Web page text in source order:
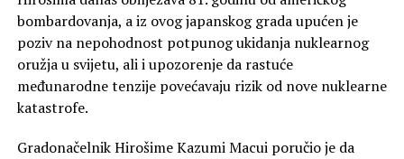
bombardovanja, a iz ovog japanskog grada upućen je
poziv na nepohodnost potpunog ukidanja nuklearnog
oružja u svijetu, ali i upozorenje da rastuće
međunarodne tenzije povećavaju rizik od nove nuklearne
katastrofe.
Gradonačelnik Hirošime Kazumi Macui poručio je da